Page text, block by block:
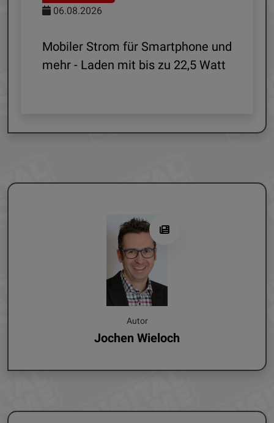
06.08.2026
Mobiler Strom für Smartphone und
mehr - Laden mit bis zu 22,5 Watt
Autor
Jochen Wieloch